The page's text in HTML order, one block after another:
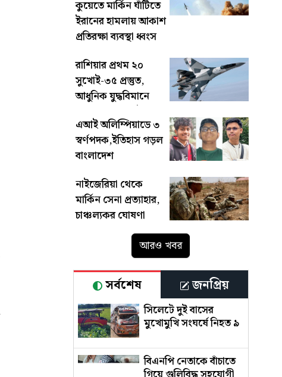
কুয়েতে মার্কিন ঘাঁটিতে
ইরানের হামলায় আকাশ
প্রতিরক্ষা ব্যবস্থা ধ্বংস
রাশিয়ার প্রথম ২০
সুখোই-৩৫ প্রস্তুত,
আধুনিক যুদ্ধবিমানে
এআই অলিম্পিয়াডে ৩
স্বর্ণপদক,ইতিহাস গড়ল
বাংলাদেশ
নাইজেরিয়া থেকে
মার্কিন সেনা প্রত্যাহার,
চাঞ্চল্যকর ঘোষণা
আরও খবর
সর্বশেষ জনপ্রিয়
সিলেটে দুই বাসের
মুখোমুখি সংঘর্ষে নিহত ৯
বিএনপি নেতাকে বাঁচাতে